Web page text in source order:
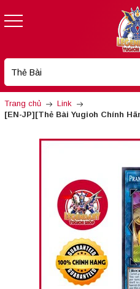
Trang chủ
Link
[EN-JP][Thẻ Bài Yugioh Chính